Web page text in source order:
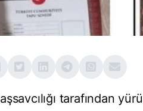
tarafından